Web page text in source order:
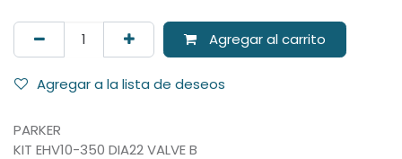
Agregar al carrito
Agregar a la lista de deseos
PARKER
KIT EHV10-350 DIA22 VALVE B